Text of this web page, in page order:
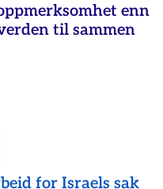
enn
til sammen
for Israels sak